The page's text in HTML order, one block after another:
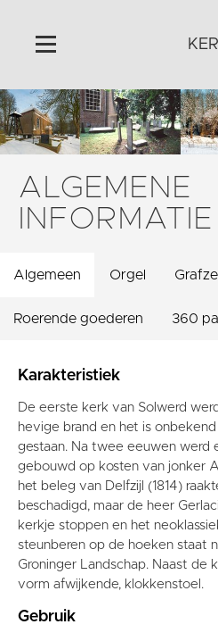
Home
Algemeen
Historie
Omgeving
Activiteiten
Vaktaal
ALGEMENE
INFORMATIE
Algemeen Orgel
Roerende goederen 360
Karakteristiek
De eerste kerk van Solwerd
hevige brand en het is
gestaan. Na twee eeuwen werd
gebouwd op kosten van jonker
het beleg van Delfzijl (1814)
beschadigd, maar de heer
kerkje stoppen en het
steunberen op de hoeken staat
Groninger Landschap. Naast de
vorm afwijkende, klokkenstoel.
Gebruik